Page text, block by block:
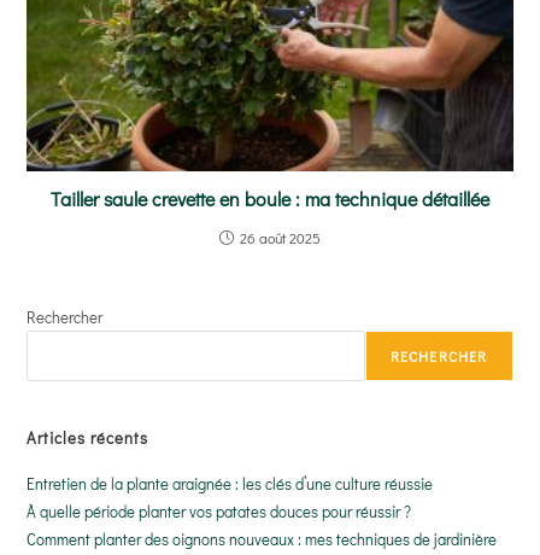
Tailler saule crevette en boule : ma technique détaillée
26 août 2025
Rechercher
RECHERCHER
Articles récents
Entretien de la plante araignée : les clés d’une culture réussie
À quelle période planter vos patates douces pour réussir ?
Comment planter des oignons nouveaux : mes techniques de jardinière